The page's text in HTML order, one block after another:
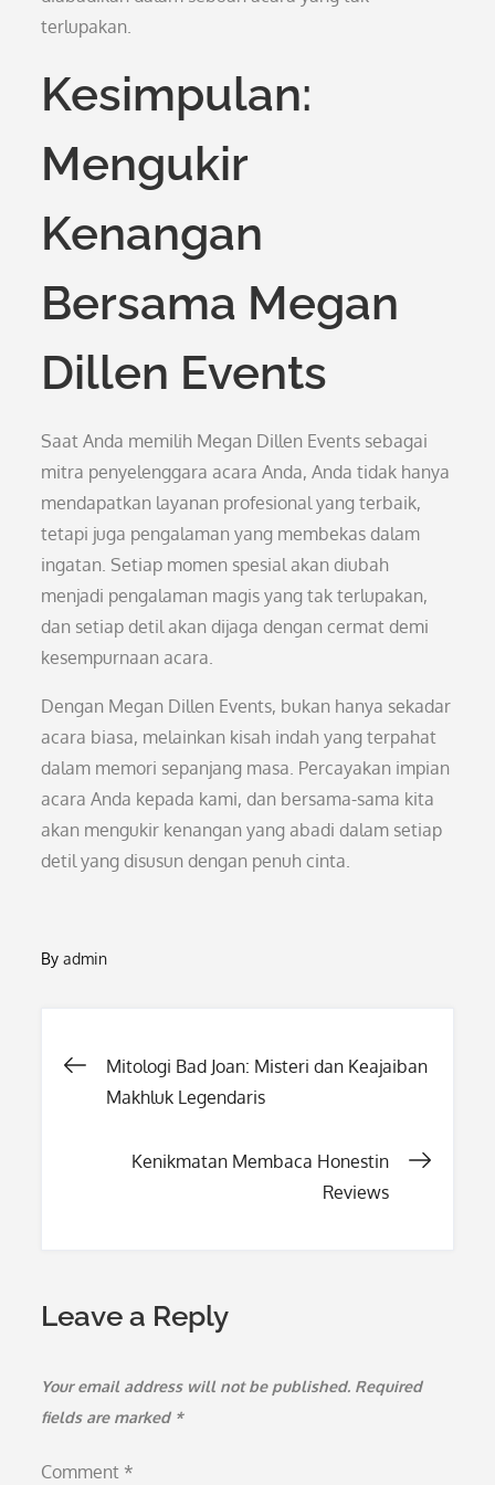
terlupakan.
Kesimpulan:
Mengukir
Kenangan
Bersama Megan
Dillen Events
Saat Anda memilih Megan Dillen Events sebagai
mitra penyelenggara acara Anda, Anda tidak hanya
mendapatkan layanan profesional yang terbaik,
tetapi juga pengalaman yang membekas dalam
ingatan. Setiap momen spesial akan diubah
menjadi pengalaman magis yang tak terlupakan,
dan setiap detil akan dijaga dengan cermat demi
kesempurnaan acara.
Dengan Megan Dillen Events, bukan hanya sekadar
acara biasa, melainkan kisah indah yang terpahat
dalam memori sepanjang masa. Percayakan impian
acara Anda kepada kami, dan bersama-sama kita
akan mengukir kenangan yang abadi dalam setiap
detil yang disusun dengan penuh cinta.
Byadmin
Post
Mitologi Bad Joan: Misteri dan Keajaiban
Makhluk Legendaris
Kenikmatan Membaca Honestin
Reviews
Leave a Reply
Your email address will not be published. Required
fields are marked *
Comment *